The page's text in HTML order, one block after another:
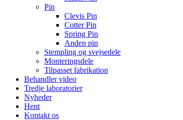
Pin
Clevis Pin
Cotter Pin
Spring Pin
Anden pin
Stempling og svejsedele
Monteringsdele
Tilpasset fabrikation
Behandler video
Tredje laboratorier
Nyheder
Hent
Kontakt os